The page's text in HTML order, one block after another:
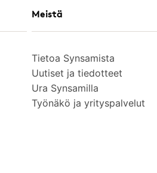
Meistä
Tietoa Synsamista
Uutiset ja tiedotteet
Ura Synsamilla
Työnäkö ja yrityspalvelut